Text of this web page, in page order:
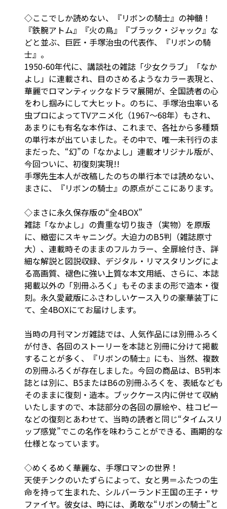
◇ここでしか読めない、『リボンの騎士』の神髄！
『鉄腕アトム』『火の鳥』『ブラック・ジャック』な
どと並ぶ、巨匠・手塚治虫の代表作、『リボンの騎
士』。
1950-60年代に、講談社の雑誌「少女クラブ」「なか
よし」に連載され、目のさめるようなカラー表現と、
華麗でロマンティックなドラマ展開が、全国読者の心
をわし掴みにして大ヒット。のちに、手塚治虫率いる
虫プロによってTVアニメ化（1967～68年）もされ、
あまりにも有名な本作は、これまで、各社から多種類
の単行本が出ていました。その中で、唯一未刊行のま
まだった、“幻”の「なかよし」連載オリジナル版が、
今回ついに、初復刻実現!!
手塚先生本人が改稿したのちの単行本では読めない、
まさに、『リボンの騎士』の原点がここにあります。
◇まさに永久保存版の“全4BOX”
雑誌「なかよし」の貴重な切り抜き（実物）を原版
に、緻密にスキャニング。大迫力のB5判（雑誌原寸
大）、連載時そのままのフルカラー、全扉絵付き、詳
細な解説と図説収録、デジタル・リマスタリングによ
る高画質、褪色に強い上質な本文用紙、さらに、本誌
掲載以外の「別冊ふろく」もそのままの形で造本・復
刻。永久愛蔵版にふさわしいケース入りの豪華装丁に
て、全4BOXにてお届けします。
当時の月刊マンガ雑誌では、人気作品には別冊ふろく
が付き、各回のストーリーを本誌と別冊に分けて掲載
することが多く、『リボンの騎士』にも、当然、複数
の別冊ふろくが存在しました。今回の商品は、B5判本
誌とは別に、B5またはB6の別冊ふろくを、表紙なども
そのままに復刻・造本。ブックケース内に併せて収納
いたしますので、本誌部分の各回の扉絵や、柱コピー
などの復刻とあわせて、当時の読者と同じ“タイムスリ
ップ感覚”でこの名作を味わうことができる、画期的な
仕様となっています。
◇めくるめく華麗な、手塚ロマンの世界！
天使チンクのいたずらによって、女と男＝ふたつの生
命を持って生まれた、シルバーランド王国の王子・サ
ファイヤ。彼女は、時には、勇敢な“リボンの騎士”と